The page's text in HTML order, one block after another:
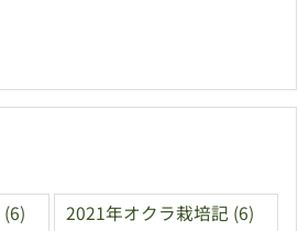
(6) 2021年オクラ栽培記 (6)